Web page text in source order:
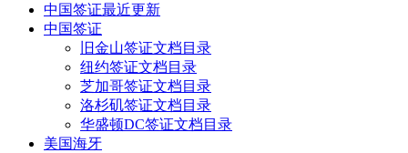
中国签证最近更新
中国签证
旧金山签证文档目录
纽约签证文档目录
芝加哥签证文档目录
洛杉矶签证文档目录
华盛顿DC签证文档目录
美国海牙